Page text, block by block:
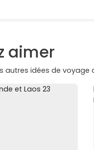
aimer
autres idées de voyage